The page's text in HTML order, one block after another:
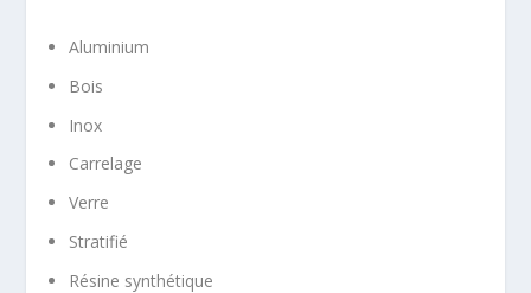
Aluminium
Bois
Inox
Carrelage
Verre
Stratifié
Résine synthétique